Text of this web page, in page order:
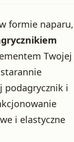
formie naparu,
Twojej
podagrycznik i
i elastyczne